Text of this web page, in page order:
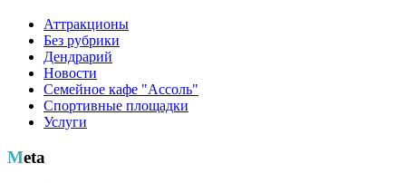
Аттракционы
Без рубрики
Дендрарий
Новости
Семейное кафе "Ассоль"
Спортивные площадки
Услуги
Meta